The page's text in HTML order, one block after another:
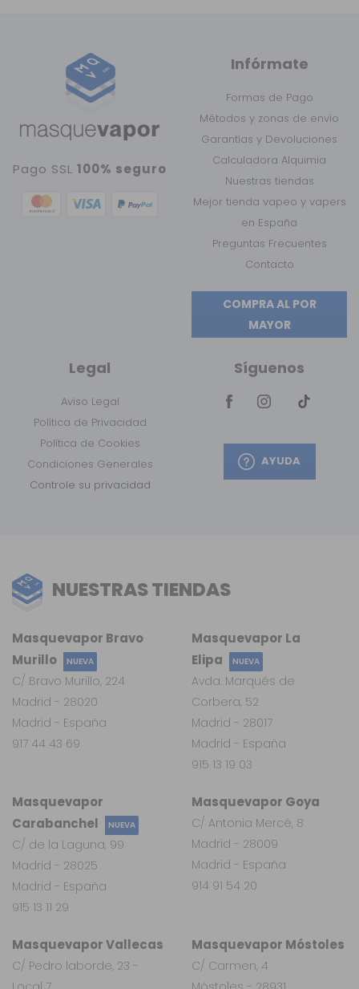
Pago SSL100% seguro
Infórmate
Formas de Pago
Métodos y zonas de envío
Garantías y Devoluciones
Calculadora Alquimia
Nuestras tiendas
Mejor tienda vapeo y vapers
en España
Preguntas Frecuentes
Contacto
COMPRA AL POR
MAYOR
Legal
Aviso Legal
Política de Privacidad
Política de Cookies
Condiciones Generales
Controle su privacidad
Síguenos
AYUDA
NUESTRAS TIENDAS
Masquevapor
Carabanchel
NUEVA
C/ de la Laguna, 99
Madrid - 28025
Madrid - España
915 13 11 29
Masquevapor Vallecas
C/ Pedro laborde, 23 -
Masquevapor Móstoles
C/ Carmen, 4
Masquevapor Goya
C/ Antonia Mercé, 8
Madrid - 28009
Madrid - España
914 91 54 20
Masquevapor La
Elipa
NUEVA
Avda. Marqués de
Corbera, 52
Madrid - 28017
Madrid - España
915 13 19 03
Masquevapor Bravo
Murillo
NUEVA
C/ Bravo Murillo, 224
Madrid - 28020
Madrid - España
917 44 43 69